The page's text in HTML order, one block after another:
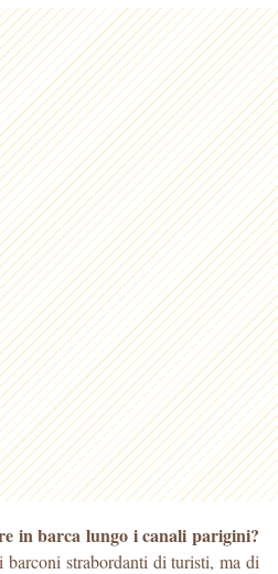
in barca lungo i canali parigini?
strabordanti di turisti, ma di